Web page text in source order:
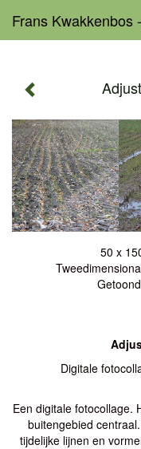
50 x
Digitale
Een digitale fotocollage.
buitengebied
tijdelijke lijnen en